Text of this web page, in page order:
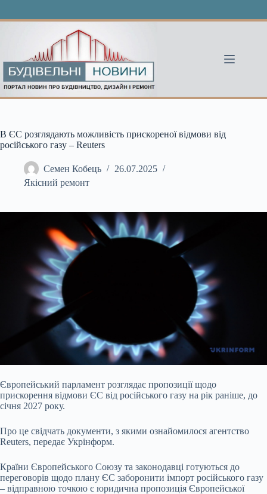
В ЄС розглядають можливість прискореної відмови від
російського газу – Reuters
Семен Кобець
26.07.2025
Якісний ремонт
Європейський парламент розглядає пропозиції щодо
прискорення відмови ЄС від російського газу на рік раніше, до
січня 2027 року.
Про це свідчать документи, з якими ознайомилося агентство
Reuters, передає Укрінформ.
Країни Європейського Союзу та законодавці готуються до
переговорів щодо плану ЄС заборонити імпорт російського газу
– відправною точкою є юридична пропозиція Європейської